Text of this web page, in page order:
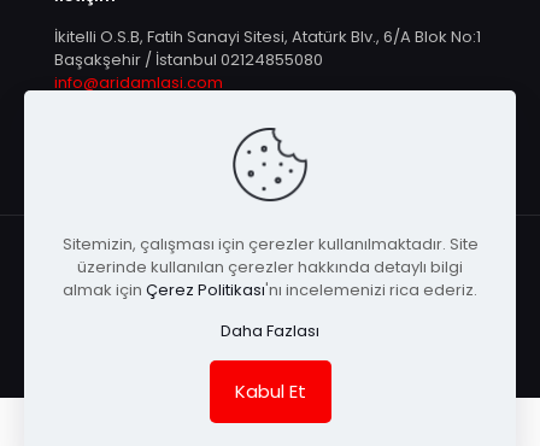
İkitelli O.S.B, Fatih Sanayi Sitesi, Atatürk Blv., 6/A Blok No:1
Başakşehir / İstanbul 02124855080
info@aridamlasi.com
Sitemizin, çalışması için çerezler kullanılmaktadır. Site
üzerinde kullanılan çerezler hakkında detaylı bilgi
almak için Çerez Politikası'nı incelemenizi rica ederiz.
Daha Fazlası
Kabul Et
English(İngilizce)